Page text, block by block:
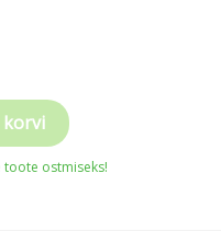
korvi
toote ostmiseks!